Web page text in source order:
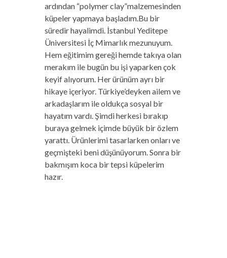
ardından “polymer clay”malzemesinden
küpeler yapmaya başladım.Bu bir
süredir hayalimdi. İstanbul Yeditepe
Üniversitesi İç Mimarlık mezunuyum.
Hem eğitimim gereği hemde takıya olan
merakım ile bugün bu işi yaparken çok
keyif alıyorum. Her ürünüm ayrı bir
hikaye içeriyor. Türkiye’deyken ailem ve
arkadaşlarım ile oldukça sosyal bir
hayatım vardı. Şimdi herkesi bırakıp
buraya gelmek içimde büyük bir özlem
yarattı. Ürünlerimi tasarlarken onları ve
geçmişteki beni düşünüyorum. Sonra bir
bakmışım koca bir tepsi küpelerim
hazır.